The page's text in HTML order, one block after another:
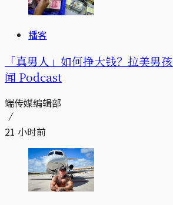
播客
「真男人」如何挣大钱？拉美男
闻 Podcast
端传媒编辑部
21 小时前